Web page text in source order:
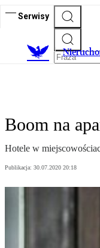
Serwisy
Boom na
Hotele w
Publikacja: 30.07.2020 20:18